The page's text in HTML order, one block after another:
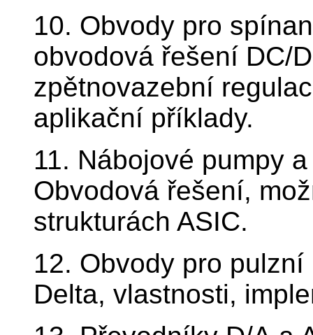
10. Obvody pro
obvodová řešení DC/
zpětnovazební
aplikační příklady.
11. Nábojové pumpy
Obvodová řešení,
strukturách ASIC.
12. Obvody pro
Delta, vlastnosti,